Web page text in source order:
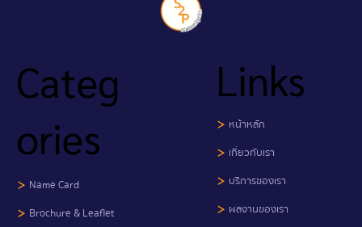
​Brochure & Leaflet
Name Card
Categ
ories
ผลงานของเรา
บริการของเรา
เกี่ยวกับเรา
หน้าหลัก
Links